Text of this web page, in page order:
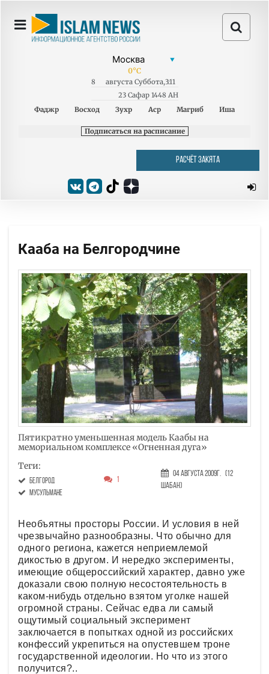
0°C
8 августа Суббота,3:11
23 Сафар 1448 AH
Фаджр
Восход Зухр Аср Магриб Иша
Подписаться на расписание
РАСЧЁТ ЗАКЯТА
Кааба на Белгородчине
Пятикратно уменьшенная модель Каабы на
мемориальном комплексе «Огненная дуга»
Теги:
Белгород
мусульмане
1
04 Августа 2009г. (12
Шабан)
Необъятны просторы России. И условия в ней
чрезвычайно разнообразны. Что обычно для
одного региона, кажется неприемлемой
дикостью в другом. И нередко эксперименты,
имеющие общероссийский характер, давно уже
доказали свою полную несостоятельность в
каком-нибудь отдельно взятом уголке нашей
огромной страны. Сейчас едва ли самый
ощутимый социальный эксперимент
заключается в попытках одной из российских
конфессий укрепиться на опустевшем троне
государственной идеологии. Но что из этого
получится?..